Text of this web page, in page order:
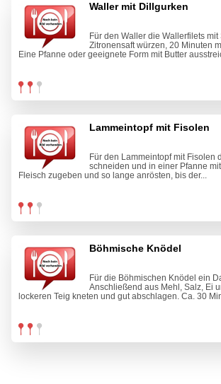
Waller mit Dillgurken
Für den Waller die Wallerfilets mit
Zitronensaft würzen, 20 Minuten
Eine Pfanne oder geeignete Form mit Butter
Lammeintopf mit Fisolen
Für den Lammeintopf mit Fisolen
schneiden und in einer Pfanne
Fleisch zugeben und so lange anrösten, bis der...
Böhmische Knödel
Für die Böhmischen Knödel ein
Anschließend aus Mehl, Salz, Ei
lockeren Teig kneten und gut abschlagen. Ca. 30